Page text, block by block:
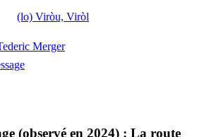
(lo) Viròu, Viròl
Merger
(observé en 2024) : La route